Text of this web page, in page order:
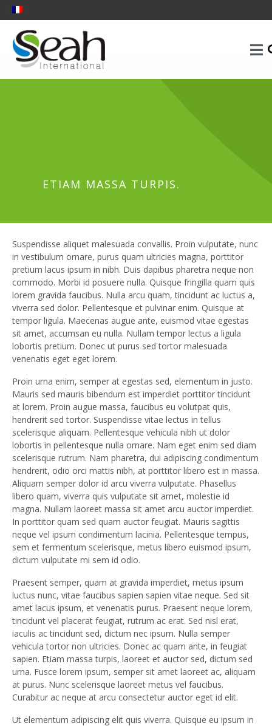
ETIAM MASSA TURPIS.
Suspendisse aliquet malesuada convallis. Proin vulputate, nunc
in vestibulum ornare, purus quam ultricies magna, porttitor
pretium lacus ipsum in nibh. Duis dapibus pharetra neque non
commodo. Morbi id posuere nulla. Quisque fringilla quam quis
lorem gravida faucibus. Nulla arcu quam, tincidunt ac luctus a,
viverra sed dolor. Pellentesque et pulvinar enim. Quisque at
tempor ligula. Maecenas augue ante, euismod vitae egestas
sit amet, accumsan eu nulla. Nullam tempor lectus a ligula
lobortis pretium. Donec ut purus sed tortor malesuada
venenatis eget eget lorem.
Proin urna enim, semper at egestas sed, elementum in justo.
Mauris sed mauris bibendum est imperdiet porttitor tincidunt
at lorem. Proin augue massa, faucibus eu volutpat quis,
hendrerit sed tortor. Suspendisse vitae lectus in tellus
scelerisque aliquam. Pellentesque vehicula nibh ut dolor
lobortis in pellentesque nulla ornare. Nam eget enim sed diam
scelerisque rutrum. Nam pharetra, dui adipiscing condimentum
hendrerit, odio orci mattis nibh, at porttitor libero est in massa.
Aliquam semper dolor id arcu viverra vulputate. Phasellus
libero quam, viverra quis vulputate sit amet, molestie id
magna. Nullam laoreet massa sit amet arcu auctor imperdiet.
In porttitor quam sed quam auctor feugiat. Mauris sagittis
neque vel ipsum condimentum lacinia. Pellentesque tempus,
sem et fermentum scelerisque, metus libero euismod ipsum,
dictum vulputate mi sem id odio.
Praesent semper, quam at gravida imperdiet, metus ipsum
luctus nunc, vitae faucibus sapien sapien vitae neque. Sed sit
amet lacus ipsum, et venenatis purus. Praesent neque lorem,
tincidunt vel placerat feugiat, rutrum ac erat. Sed nisl erat,
iaculis ac tincidunt sed, dictum nec ipsum. Nulla semper
vehicula tortor non ultricies. Donec ac quam ante, in feugiat
sapien. Etiam massa turpis, laoreet et auctor sed, dictum sed
urna. Fusce lorem ipsum, semper sit amet laoreet ac, aliquam
at purus. Nunc scelerisque laoreet metus vel faucibus.
Curabitur ac neque at arcu consectetur auctor eget id elit.
Ut elementum adipiscing elit quis viverra. Quisque eu ipsum in